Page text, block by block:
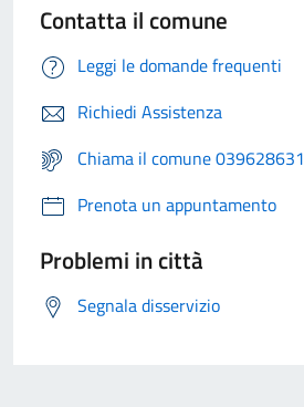
Contatta il comune
Leggi le domande frequenti
Richiedi Assistenza
Chiama il comune 039628631
Prenota un appuntamento
Problemi in città
Segnala disservizio